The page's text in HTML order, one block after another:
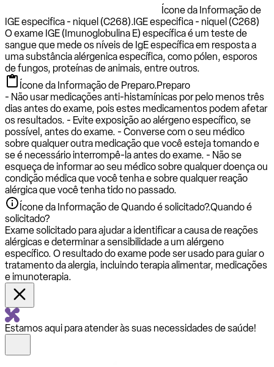
Ícone da Informação de
IGE especifica - niquel (C268).IGE especifica - niquel (C268)
O exame IGE (Imunoglobulina E) específica é um teste de
sangue que mede os níveis de IgE específica em resposta a
uma substância alérgenica específica, como pólen, esporos
de fungos, proteínas de animais, entre outros.
Ícone da Informação de Preparo.Preparo
- Não usar medicações anti-histamínicas por pelo menos três
dias antes do exame, pois estes medicamentos podem afetar
os resultados. - Evite exposição ao alérgeno específico, se
possível, antes do exame. - Converse com o seu médico
sobre qualquer outra medicação que você esteja tomando e
se é necessário interrompê-la antes do exame. - Não se
esqueça de informar ao seu médico sobre qualquer doença ou
condição médica que você tenha e sobre qualquer reação
alérgica que você tenha tido no passado.
Ícone da Informação de Quando é solicitado?.Quando é
solicitado?
Exame solicitado para ajudar a identificar a causa de reações
alérgicas e determinar a sensibilidade a um alérgeno
específico. O resultado do exame pode ser usado para guiar o
tratamento da alergia, incluindo terapia alimentar, medicações
e imunoterapia.
Estamos aqui para atender às suas necessidades de saúde!